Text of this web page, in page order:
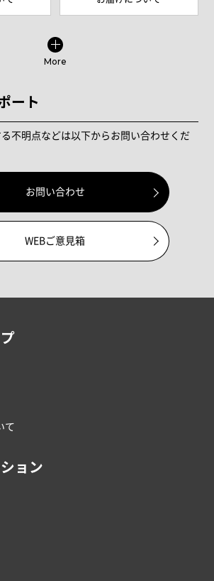
More
ート
不明点などは以下からお問い合わせくだ
お問い合わせ
WEBご意見箱
て
ョン